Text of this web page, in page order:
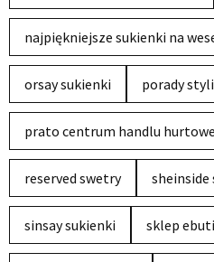
najpiękniejsze sukienki na
orsay sukienki porady
prato centrum handlu
reserved swetry sheinside
sinsay sukienki sklep